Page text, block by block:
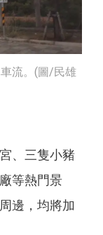
流。(圖/民雄
、三隻小豬
等熱門景
邊，均將加